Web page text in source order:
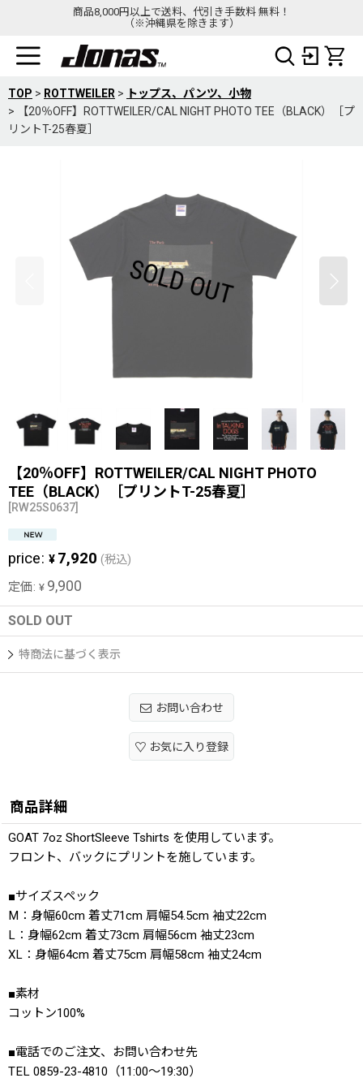
商品8,000円以上で送料、代引き手数料 無料！
（※沖縄県を除きます）
TOP > ROTTWEILER >
トップス、パンツ、小物
>
【20％OFF】ROTTWEILER/CAL NIGHT PHOTO TEE（BLACK）［プ
リントT-25春夏］
【20％OFF】ROTTWEILER/CAL NIGHT PHOTO
TEE（BLACK）［プリントT-25春夏］
[RW25S0637]
price: ¥ 7,920 (税込)
定価: ¥ 9,900
SOLD OUT
特商法に基づく表示
お問い合わせ
お気に入り登録
商品詳細
GOAT 7oz ShortSleeve Tshirts を使用しています。
フロント、バックにプリントを施しています。
■サイズスペック
M：身幅60cm 着丈71cm 肩幅54.5cm 袖丈22cm
L：身幅62cm 着丈73cm 肩幅56cm 袖丈23cm
XL：身幅64cm 着丈75cm 肩幅58cm 袖丈24cm
■素材
コットン100%
■電話でのご注文、お問い合わせ先
TEL 0859-23-4810（11:00〜19:30）